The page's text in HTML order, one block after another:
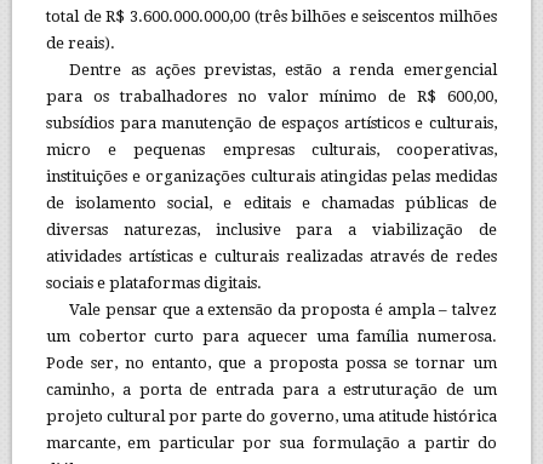
total de R$ 3.600.000.000,00 (três bilhões e seiscentos milhões
de reais).
Dentre as ações previstas, estão a renda emergencial
para os trabalhadores no valor mínimo de R$ 600,00,
subsídios para manutenção de espaços artísticos e culturais,
micro e pequenas empresas culturais, cooperativas,
instituições e organizações culturais atingidas pelas medidas
de isolamento social, e editais e chamadas públicas de
diversas naturezas, inclusive para a viabilização de
atividades artísticas e culturais realizadas através de redes
sociais e plataformas digitais.
Vale pensar que a extensão da proposta é ampla – talvez
um cobertor curto para aquecer uma família numerosa.
Pode ser, no entanto, que a proposta possa se tornar um
caminho, a porta de entrada para a estruturação de um
projeto cultural por parte do governo, uma atitude histórica
marcante, em particular por sua formulação a partir do